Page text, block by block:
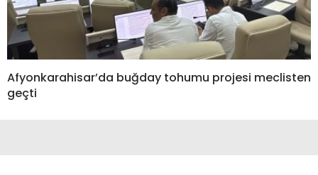
Afyonkarahisar’da buğday tohumu projesi meclisten
geçti